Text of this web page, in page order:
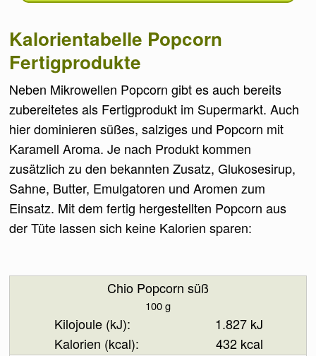
Kalorientabelle Popcorn
Fertigprodukte
Neben Mikrowellen Popcorn gibt es auch bereits
zubereitetes als Fertigprodukt im Supermarkt. Auch
hier dominieren süßes, salziges und Popcorn mit
Karamell Aroma. Je nach Produkt kommen
zusätzlich zu den bekannten Zusatz, Glukosesirup,
Sahne, Butter, Emulgatoren und Aromen zum
Einsatz. Mit dem fertig hergestellten Popcorn aus
der Tüte lassen sich keine Kalorien sparen:
Chio Popcorn süß
100 g
1.827 kJ
432 kcal